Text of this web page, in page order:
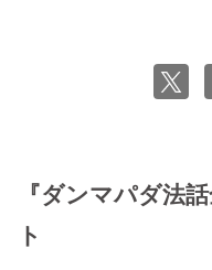
『ダンマパダ法
ト